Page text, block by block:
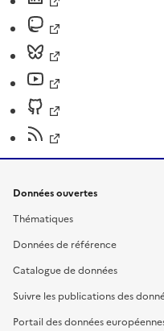
Données ouvertes
Thématiques
Données de référence
Catalogue de données
Suivre les publications des
Portail des données